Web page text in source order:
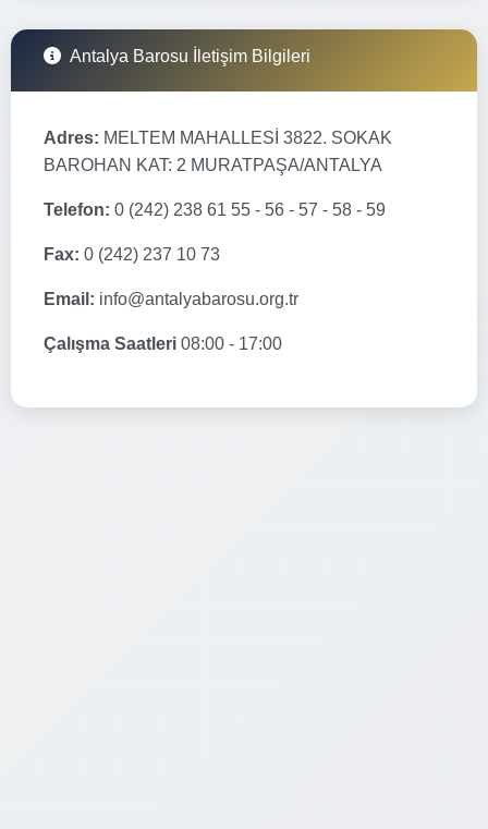
Antalya Barosu İletişim Bilgileri
Adres: MELTEM MAHALLESİ 3822. SOKAK
BAROHAN KAT: 2 MURATPAŞA/ANTALYA
Telefon: 0 (242) 238 61 55 - 56 - 57 - 58 - 59
Fax: 0 (242) 237 10 73
Email: info@antalyabarosu.org.tr
Çalışma Saatleri 08:00 - 17:00